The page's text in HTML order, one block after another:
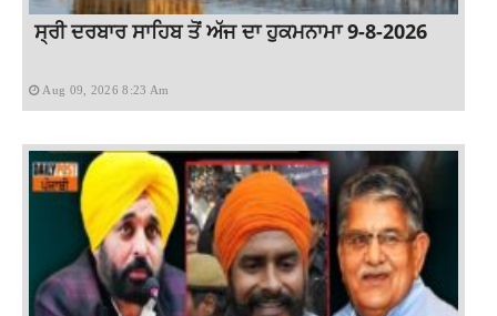
ਸ੍ਰੀ ਦਰਬਾਰ ਸਾਹਿਬ ਤੋਂ ਅੱਜ ਦਾ ਹੁਕਮਨਾਮਾ 9-8-2026
Aug 09, 2026 8:23 Am